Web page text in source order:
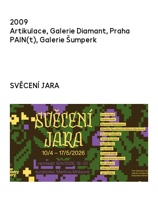
2009
Artikulace, Galerie Diamant, Praha
PAIN(t), Galerie Šumperk
SVĚCENÍ JARA